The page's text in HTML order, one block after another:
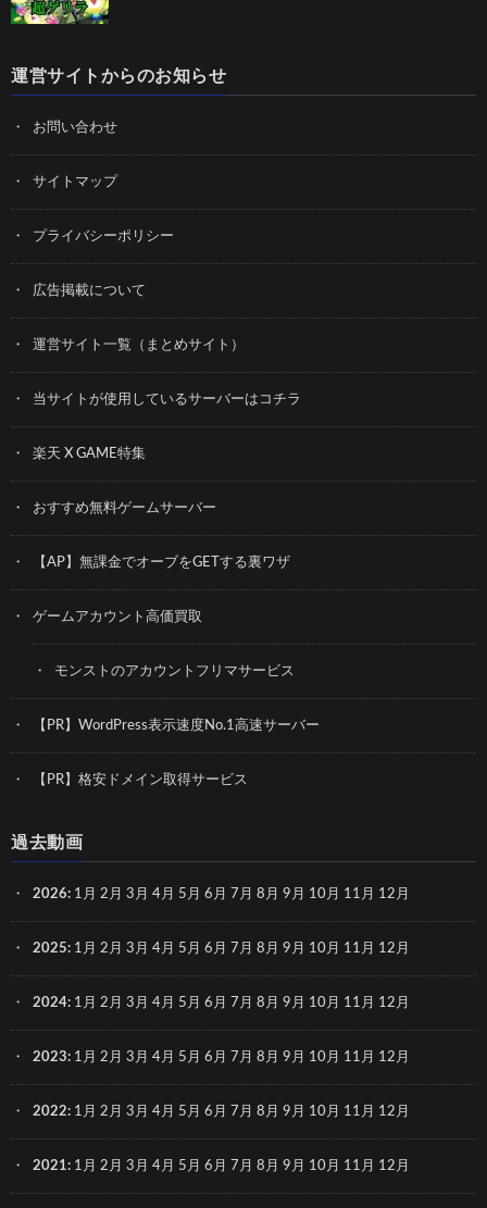
運営サイトからのお知らせ
お問い合わせ
サイトマップ
プライバシーポリシー
広告掲載について
運営サイト一覧（まとめサイト）
当サイトが使用しているサーバーはコチラ
楽天 X GAME特集
おすすめ無料ゲームサーバー
【AP】無課金でオーブをGETする裏ワザ
ゲームアカウント高価買取
モンストのアカウントフリマサービス
【PR】WordPress表示速度No.1高速サーバー
【PR】格安ドメイン取得サービス
過去動画
2026: 1月 2月 3月 4月 5月 6月 7月 8月 9月 10月 11月 12月
2025: 1月 2月 3月 4月 5月 6月 7月 8月 9月 10月 11月 12月
2024: 1月 2月 3月 4月 5月 6月 7月 8月 9月 10月 11月 12月
2023: 1月 2月 3月 4月 5月 6月 7月 8月 9月 10月 11月 12月
2022: 1月 2月 3月 4月 5月 6月 7月 8月 9月 10月 11月 12月
2021: 1月 2月 3月 4月 5月 6月 7月 8月 9月 10月 11月 12月